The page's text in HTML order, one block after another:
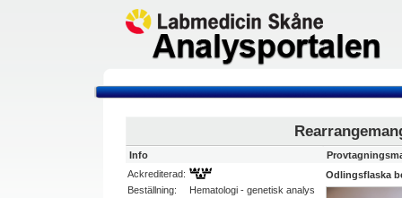
Info
Ackrediterad:
Beställning:
Hematologi - genetisk analys
Odlingsflaska